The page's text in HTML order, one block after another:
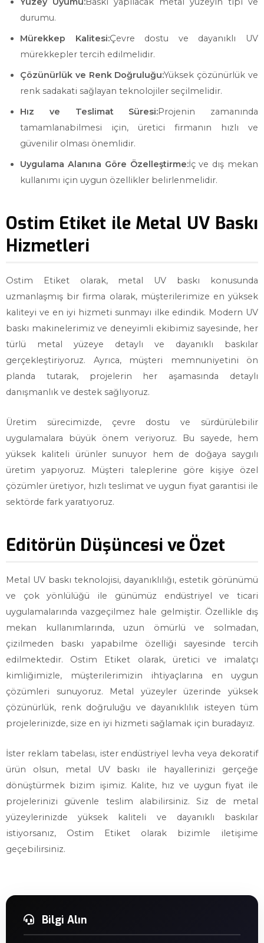
durumu.
Mürekkep Kalitesi:Çevre dostu ve dayanıklı UV
mürekkepler tercih edilmelidir.
Çözünürlük ve Renk Doğruluğu:Yüksek çözünürlük ve
renk sadakati sağlayan teknolojiler seçilmelidir.
Hız ve Teslimat Süresi:Projenin zamanında
tamamlanabilmesi için, üretici firmanın hızlı ve
güvenilir olması önemlidir.
Uygulama Alanına Göre Özelleştirme:İç ve dış mekan
kullanımı için uygun özellikler belirlenmelidir.
Ostim Etiket ile Metal UV Baskı
Hizmetleri
Ostim Etiket olarak, metal UV baskı konusunda
uzmanlaşmış bir firma olarak, müşterilerimize en yüksek
kaliteyi ve en iyi hizmeti sunmayı ilke edindik. Modern UV
baskı makinelerimiz ve deneyimli ekibimiz sayesinde, her
türlü metal yüzeye detaylı ve dayanıklı baskılar
gerçekleştiriyoruz. Ayrıca, müşteri memnuniyetini ön
planda tutarak, projelerin her aşamasında detaylı
danışmanlık ve destek sağlıyoruz.
Üretim sürecimizde, çevre dostu ve sürdürülebilir
uygulamalara büyük önem veriyoruz. Bu sayede, hem
yüksek kaliteli ürünler sunuyor hem de doğaya saygılı
üretim yapıyoruz. Müşteri taleplerine göre kişiye özel
çözümler üretiyor, hızlı teslimat ve uygun fiyat garantisi ile
sektörde fark yaratıyoruz.
Editörün Düşüncesi ve Özet
Metal UV baskı teknolojisi, dayanıklılığı, estetik görünümü
ve çok yönlülüğü ile günümüz endüstriyel ve ticari
uygulamalarında vazgeçilmez hale gelmiştir. Özellikle dış
mekan kullanımlarında, uzun ömürlü ve solmadan,
çizilmeden baskı yapabilme özelliği sayesinde tercih
edilmektedir. Ostim Etiket olarak, üretici ve imalatçı
kimliğimizle, müşterilerimizin ihtiyaçlarına en uygun
çözümleri sunuyoruz. Metal yüzeyler üzerinde yüksek
çözünürlük, renk doğruluğu ve dayanıklılık isteyen tüm
projelerinizde, size en iyi hizmeti sağlamak için buradayız.
İster reklam tabelası, ister endüstriyel levha veya dekoratif
ürün olsun, metal UV baskı ile hayallerinizi gerçeğe
dönüştürmek bizim işimiz. Kalite, hız ve uygun fiyat ile
projelerinizi güvenle teslim alabilirsiniz. Siz de metal
yüzeylerinizde yüksek kaliteli ve dayanıklı baskılar
istiyorsanız, Ostim Etiket olarak bizimle iletişime
geçebilirsiniz.
Bilgi Alın